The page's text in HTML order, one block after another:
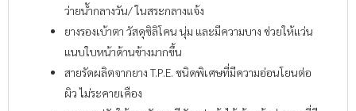
ว่ายน้ำกลางวัน/ ในสระกลางแจ้ง
ยางรองเบ้าตา วัสดุซิลิโคน นุ่ม และมีความบาง ช่วยให้แว่น
แนบใบหน้าด้านข้างมากขึ้น
สายรัดผลิตจากยาง T.P.E. ชนิดพิเศษที่มีความอ่อนโยนต่อ
ผิว ไม่ระคายเคือง